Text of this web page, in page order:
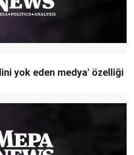
yok eden medya' özelliği